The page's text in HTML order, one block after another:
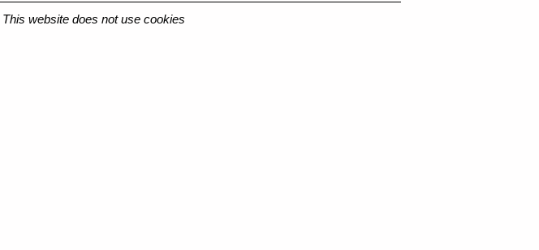
This website does not use cookies